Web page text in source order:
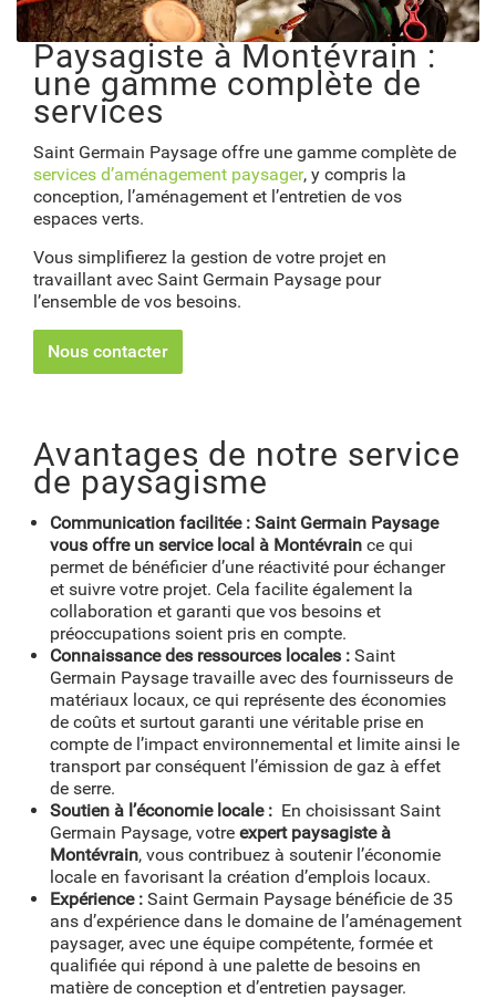
Paysagiste à Montévrain :
une gamme complète de
services
Saint Germain Paysage offre une gamme complète de
services d’aménagement paysager, y compris la
conception, l’aménagement et l’entretien de vos
espaces verts.
Vous simplifierez la gestion de votre projet en
travaillant avec Saint Germain Paysage pour
l’ensemble de vos besoins.
Nous contacter
Avantages de notre service
de paysagisme
Communication facilitée : Saint Germain Paysage
vous offre un service local à Montévrain ce qui
permet de bénéficier d’une réactivité pour échanger
et suivre votre projet. Cela facilite également la
collaboration et garanti que vos besoins et
préoccupations soient pris en compte.
Connaissance des ressources locales : Saint
Germain Paysage travaille avec des fournisseurs de
matériaux locaux, ce qui représente des économies
de coûts et surtout garanti une véritable prise en
compte de l’impact environnemental et limite ainsi le
transport par conséquent l’émission de gaz à effet
de serre.
Soutien à l’économie locale : En choisissant Saint
Germain Paysage, votre expert paysagiste à
Montévrain, vous contribuez à soutenir l’économie
locale en favorisant la création d’emplois locaux.
Expérience : Saint Germain Paysage bénéficie de 35
ans d’expérience dans le domaine de l’aménagement
paysager, avec une équipe compétente, formée et
qualifiée qui répond à une palette de besoins en
matière de conception et d’entretien paysager.